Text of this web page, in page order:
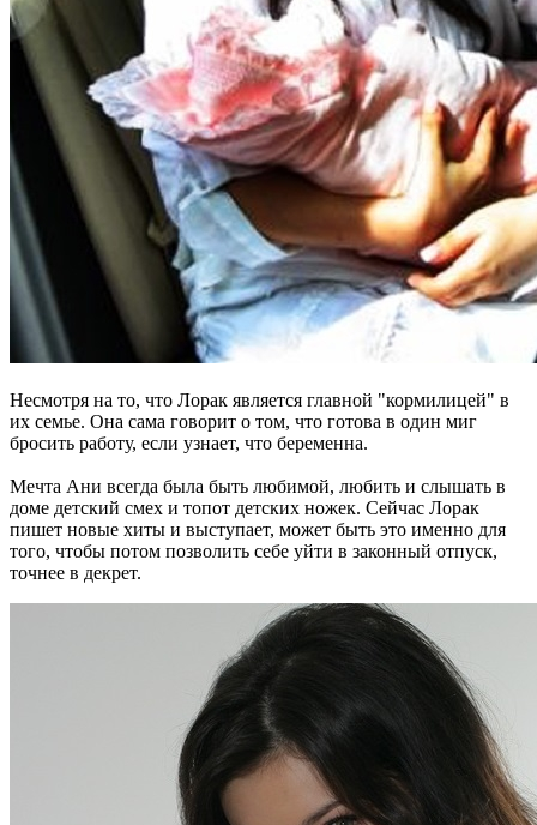
Несмотря на то, что Лорак является главной "кормилицей" в
их семье. Она сама говорит о том, что готова в один миг
бросить работу, если узнает, что беременна.
Мечта Ани всегда была быть любимой, любить и слышать в
доме детский смех и топот детских ножек. Сейчас Лорак
пишет новые хиты и выступает, может быть это именно для
того, чтобы потом позволить себе уйти в законный отпуск,
точнее в декрет.